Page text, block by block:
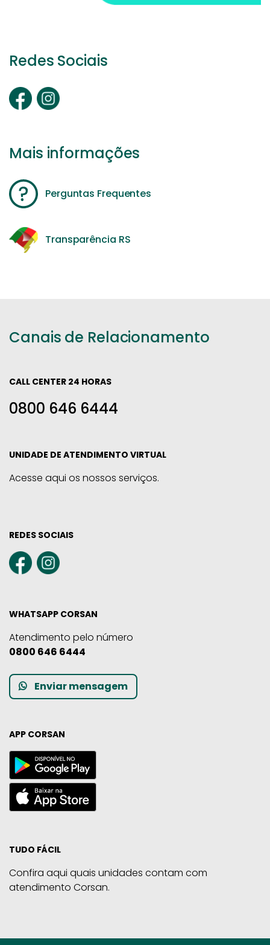
Redes Sociais
Mais informações
Perguntas Frequentes
Transparência RS
Canais de Relacionamento
CALL CENTER 24 HORAS
0800 646 6444
UNIDADE DE ATENDIMENTO VIRTUAL
Acesse aqui os nossos serviços.
REDES SOCIAIS
WHATSAPP CORSAN
Atendimento pelo número
0800 646 6444
Enviar mensagem
APP CORSAN
TUDO FÁCIL
Confira aqui quais unidades contam com
atendimento Corsan.